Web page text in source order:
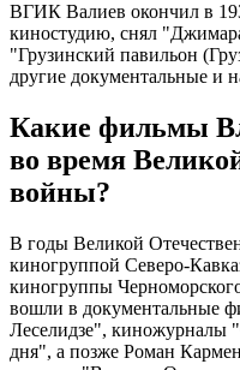
ВГИК Валиев окончил в
киностудию, снял
"Грузинский павильон
другие документальные и
Какие фильмы
во время
войны?
В годы Великой
киногруппой Северо-
киногруппы
вошли в документальные
Леселидзе", киножурналы
дня", а позже Роман